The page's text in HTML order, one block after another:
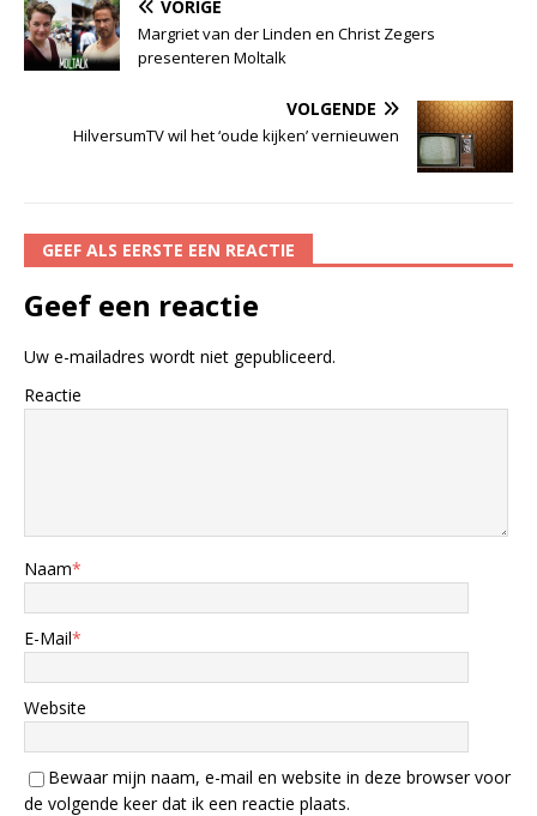
VORIGE
Margriet van der Linden en Christ Zegers
presenteren Moltalk
VOLGENDE
HilversumTV wil het ‘oude kijken’ vernieuwen
GEEF ALS EERSTE EEN REACTIE
Geef een reactie
Uw e-mailadres wordt niet gepubliceerd.
Reactie
Naam*
E-Mail*
Website
Bewaar mijn naam, e-mail en website in deze browser voor
de volgende keer dat ik een reactie plaats.